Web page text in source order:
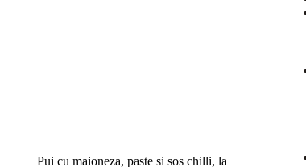
Pui cu maioneza, paste si sos chilli, la